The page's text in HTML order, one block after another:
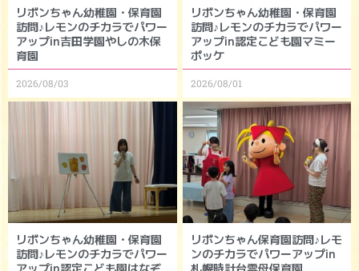
リボンちゃん幼稚園・保育園
訪問♪レモンのチカラでパワー
アップin吉田学園やしの木保
育園
2026/08/03
リボンちゃん幼稚園・保育園
訪問♪レモンのチカラでパワー
アップin認定こども園マミー
ポッケ
2026/08/01
リボンちゃん幼稚園・保育園
訪問♪レモンのチカラでパワー
アップin認定こども園はなぞ
リボンちゃん保育園訪問♪レモ
ンのチカラでパワーアップin
札幌時計台雲母保育園